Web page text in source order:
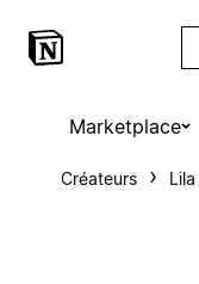
Marketplace
Créateurs Lila